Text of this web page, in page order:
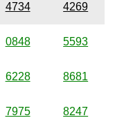
4734 4269
0848 5593
6228 8681
7975 8247